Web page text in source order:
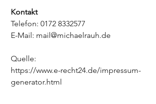
Kontakt
Telefon: 0172 8332577
E-Mail: mail@michaelrauh.de
Quelle:
https://www.e-recht24.de/impressum-
generator.html